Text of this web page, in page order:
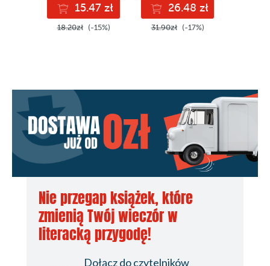
15.47 zł
18.20zł (-15%)
26.48 zł
31.90zł (-17%)
Nie przegap książek, które
zmienią Twój wieczór w
literacką przygodę!
Dołącz do czytelników